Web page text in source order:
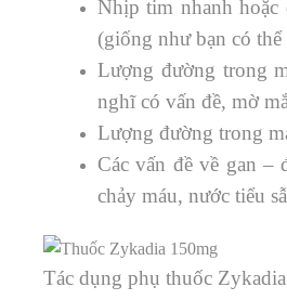
Nhịp tim nhanh
(giống như bạn có
Lượng đường trong
nghĩ có vấn đề, mờ
Lượng đường trong
Các vấn đề về gan –
chảy máu, nước tiểu
Tác dụng phụ thuốc Zykadia